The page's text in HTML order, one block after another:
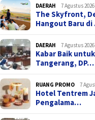
DAERAH 7 Agustus 2026
The Skyfront,
Hangout Baru
DAERAH 7 Agustus 2026
Kabar Baik
Tangerang, DP…
RUANG PROMO 7
Hotel Tentrem
Pengalama…